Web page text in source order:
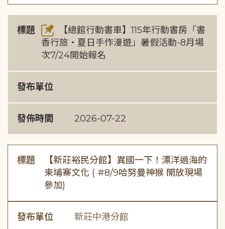
標題
【總館行動書車】115年行動書房「書
香行旅・夏日手作漫遊」暑假活動-8月場
次7/24開始報名
發布單位
發佈時間 2026-07-22
標題
【新莊裕民分館】異國一下！漂洋過海的
柬埔寨文化 ( #8/9哈努曼神猴 開放現場
參加)
發布單位 新莊中港分館